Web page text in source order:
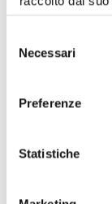
delNecessari
Preferenze
Statistiche